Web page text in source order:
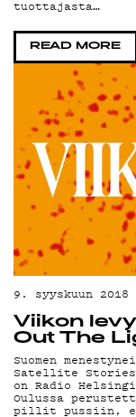
tuottajasta…
READ MORE
9. syyskuun 2018
Viikon
Out The
Suomen
Satellite
on Radio
Oulussa
pillit pussiin, ei